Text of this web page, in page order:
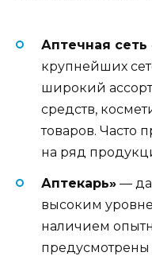
Аптечная сеть
крупнейших
широкий
средств,
товаров. Часто
на ряд
Аптекарь» —
высоким
наличием